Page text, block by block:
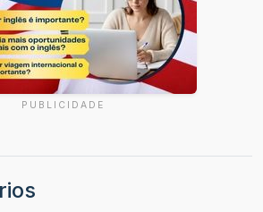
PUBLICIDADE